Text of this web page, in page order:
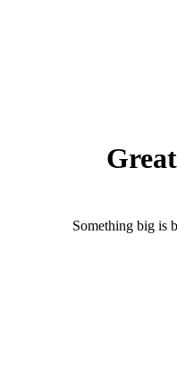
Something big is